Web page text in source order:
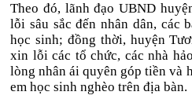
Theo đó, lãnh đạo UBND
lỗi sâu sắc đến nhân dân, các
học sinh; đồng thời, huyện
xin lỗi các tổ chức, các nhà
lòng nhân ái quyên góp tiền và
em học sinh nghèo trên địa bàn.